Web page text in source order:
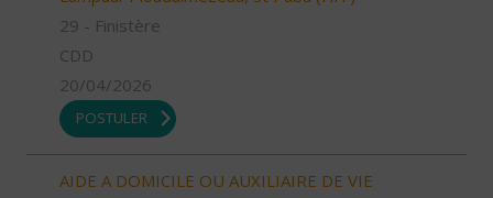
29 - Finistère
CDD
20/04/2026
POSTULER
AIDE A DOMICILE OU AUXILIAIRE DE VIE